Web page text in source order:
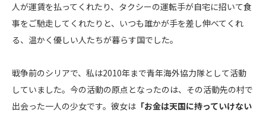
人が運賃を払ってくれたり、タクシーの運転手が自宅に招いて食
事をご馳走してくれたりと、いつも誰かが手を差し伸べてくれ
る、温かく優しい人たちが暮らす国でした。
戦争前のシリアで、私は2010年まで青年海外協力隊として活動
していました。今の活動の原点となったのは、その活動先の村で
出会った一人の少女です。彼女は 「お金は天国に持っていけない